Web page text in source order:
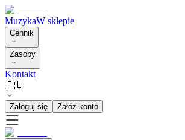
MuzykaW sklepie
Cennik
Zasoby
Kontakt
🇵🇱
Zaloguj się Załóż konto